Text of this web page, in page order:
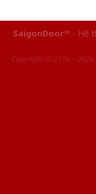
SaigonDoor™ - Hệ
Copyright ⓒ 2016 – 2026